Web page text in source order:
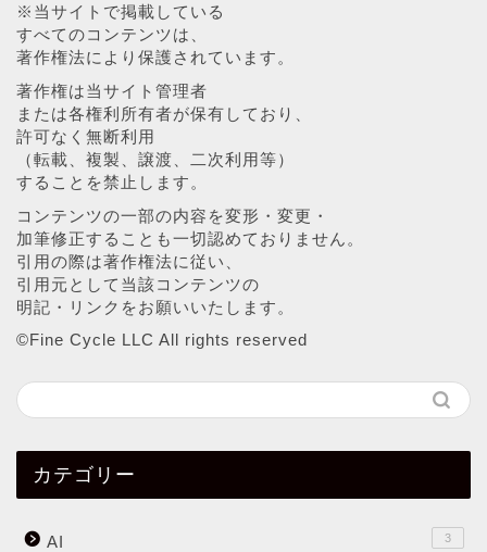
※当サイトで掲載している
すべてのコンテンツは、
著作権法により保護されています。
著作権は当サイト管理者
または各権利所有者が保有しており、
許可なく無断利用
（転載、複製、譲渡、二次利用等）
することを禁止します。
コンテンツの一部の内容を変形・変更・
加筆修正することも一切認めておりません。
引用の際は著作権法に従い、
引用元として当該コンテンツの
明記・リンクをお願いいたします。
©︎Fine Cycle LLC All rights reserved
カテゴリー
AI 3